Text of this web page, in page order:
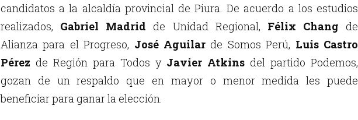
candidatos a la alcaldía provincial de Piura. De acuerdo a los estudios
realizados, Gabriel Madrid de Unidad Regional, Félix Chang de
Alianza para el Progreso, José Aguilar de Somos Perú, Luis Castro
Pérez de Región para Todos y Javier Atkins del partido Podemos,
gozan de un respaldo que en mayor o menor medida les puede
beneficiar para ganar la elección.